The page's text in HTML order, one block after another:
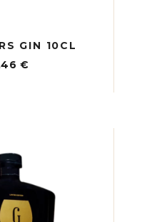
GIN 10CL
€